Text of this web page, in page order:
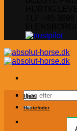
Søg
efter:
Hjem
Hestefoder